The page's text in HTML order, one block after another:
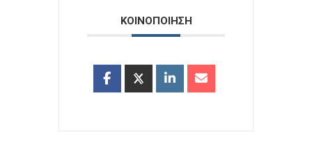
ΚΟΙΝΟΠΟΙΗΣΗ